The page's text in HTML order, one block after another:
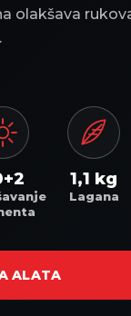
olakšava
1,1 kg
Lagana
ALATA